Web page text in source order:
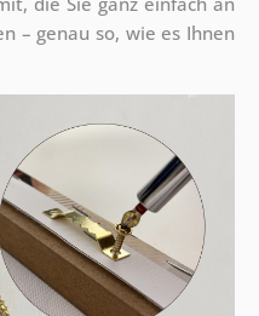
– genau so, wie es Ihnen